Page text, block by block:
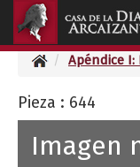
Apéndice I:
Pieza : 644
Imagen